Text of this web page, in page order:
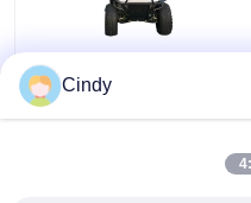
Kecepatan Maksimum
25Km / jam 48V / 5kw 4
Dengan Kursi Belakang
Cindy